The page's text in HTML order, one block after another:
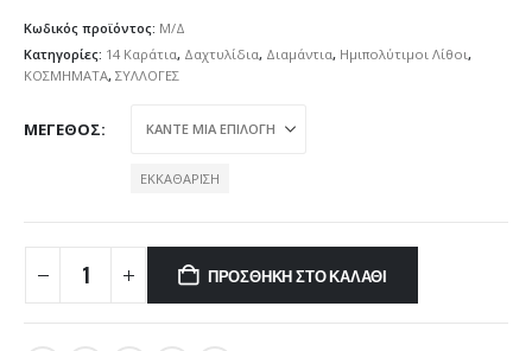
Κωδικός προϊόντος: Μ/Δ
Κατηγορίες: 14 Καράτια, Δαχτυλίδια, Διαμάντια, Ημιπολύτιμοι Λίθοι ,
ΚΟΣΜΗΜΑΤΑ, ΣΥΛΛΟΓΕΣ
ΜΈΓΕΘΟΣ
ΕΚΚΑΘΆΡΙΣΗ
ΠΡΟΣΘΉΚΗ ΣΤΟ ΚΑΛΆΘΙ